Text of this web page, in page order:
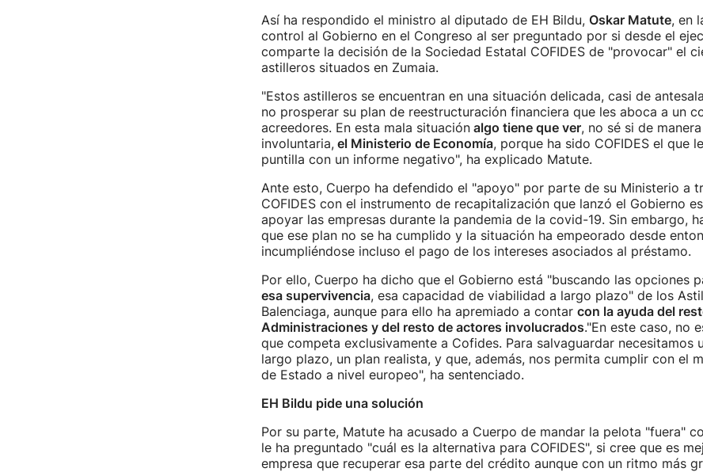
Así ha respondido el ministro al diputado de EH Bildu, Oskar Matute, en
control al Gobierno en el Congreso al ser preguntado por si desde el
comparte la decisión de la Sociedad Estatal COFIDES de "provocar" el
astilleros situados en Zumaia.
"Estos astilleros se encuentran en una situación delicada, casi de
no prosperar su plan de reestructuración financiera que les aboca a un
acreedores. En esta mala situaciónalgo tiene que ver, no sé si de
involuntaria,el Ministerio de Economía, porque ha sido COFIDES el que
puntilla con un informe negativo", ha explicado Matute.
Ante esto, Cuerpo ha defendido el "apoyo" por parte de su Ministerio a
COFIDES con el instrumento de recapitalización que lanzó el Gobierno
apoyar las empresas durante la pandemia de la covid-19. Sin embargo,
que ese plan no se ha cumplido y la situación ha empeorado desde
incumpliéndose incluso el pago de los intereses asociados al préstamo.
Por ello, Cuerpo ha dicho que el Gobierno está "buscando las opciones
esa supervivencia, esa capacidad de viabilidad a largo plazo" de los
Balenciaga, aunque para ello ha apremiado a contar con la ayuda del
Administraciones y del resto de actores involucrados."En este caso, no
que competa exclusivamente a Cofides. Para salvaguardar necesitamos
largo plazo, un plan realista, y que, además, nos permita cumplir con el
de Estado a nivel europeo", ha sentenciado.
EH Bildu pide una solución
Por su parte, Matute ha acusado a Cuerpo de mandar la pelota "fuera"
le ha preguntado "cuál es la alternativa para COFIDES", si cree que es
empresa que recuperar esa parte del crédito aunque con un ritmo más